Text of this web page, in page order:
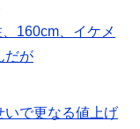
160cm、イケメ
だが
いで更なる値上げ